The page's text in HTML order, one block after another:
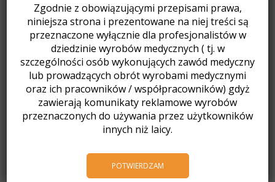
Dodaj do koszyka
Ortodoncja
VECTOR 440, SEKTOROWA ?
RUBA EKSPANSYJNA
182,21zł
Zgodnie z obowiązującymi przepisami prawa,
niniejsza strona i prezentowane na niej treści są
przeznaczone wyłącznie dla profesjonalistów w
dziedzinie wyrobów medycznych ( tj. w
szczególności osób wykonujących zawód medyczny
lub prowadzących obrót wyrobami medycznymi
oraz ich pracowników / współpracowników) gdyż
zawierają komunikaty reklamowe wyrobów
przeznaczonych do używania przez użytkowników
innych niż laicy.
POTWIERDZAM